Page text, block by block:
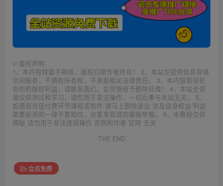
© 版权声明
1、本内容转载于网络，版权归原作者所有！ 2、本站仅提供信息存储
空间服务，不拥有所有权，不承担相关法律责任。 3、本内容若侵犯
到你的版权利益，请联系我们，会尽快给予删除处理！ 4、本站全资
源仅供测试和学习，请勿用于非法操作，一切后果与本站无关。 5、
如遇到充值付费环节课程或软件 请马上删除退出 涉及自身权益/利益
需要投资的一律不要相信，访客发现请向客服举报。 6、本教程仅供
揭秘 请勿用于非法违规操作 否则和作者 官网 无关
THE END
会员免费